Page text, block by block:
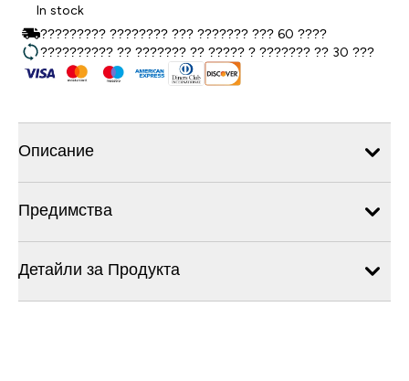
In stock
????????? ???????? ??? ??????? ??? 60 ????
?????????? ?? ??????? ?? ????? ? ??????? ?? 30 ???
Описание
Предимства
Детайли за Продукта